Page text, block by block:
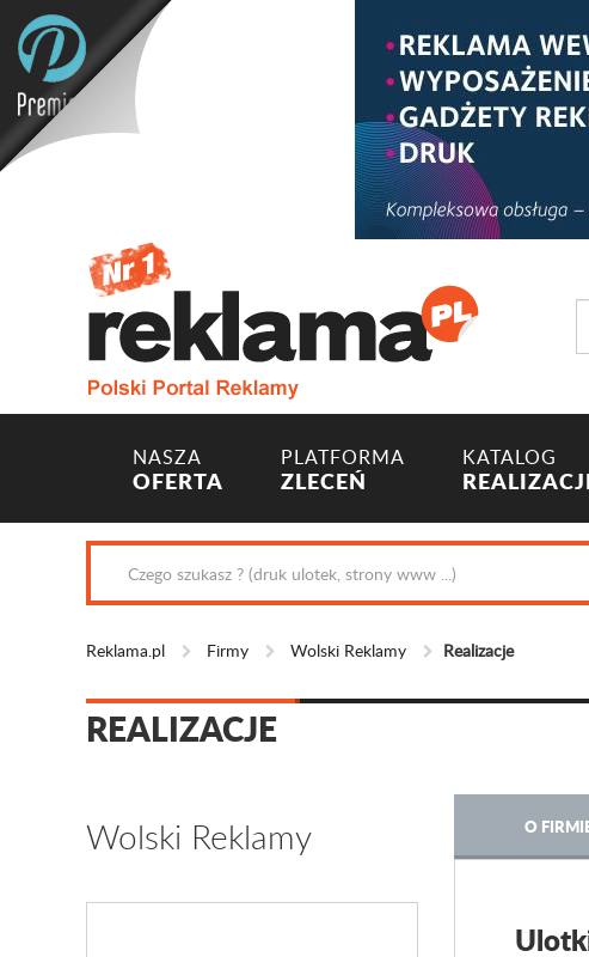
NASZA
OFERTA
PLATFORMA
ZLECEŃ
KATALOG
Reklama.pl Firmy Wolski Reklamy Realizacje
REALIZACJE
Wolski Reklamy O